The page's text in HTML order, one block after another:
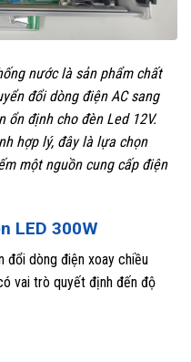
nước là sản phẩm chất
đổi dòng điện AC sang
ổn định cho đèn Led 12V.
hợp lý, đây là lựa chọn
một nguồn cung cấp điện
LED 300W
đổi dòng điện xoay chiều
vai trò quyết định đến độ